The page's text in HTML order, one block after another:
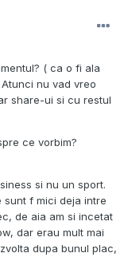
( ca o fi ala
nu vad vreo
share-ui si cu restul
ce vorbim?
si nu un sport.
sunt f mici deja intre
de aia am si incetat
dar erau mult mai
dupa bunul plac,